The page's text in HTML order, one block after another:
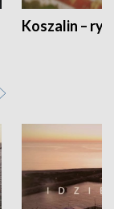
Koszalin –